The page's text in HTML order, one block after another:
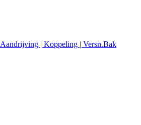
Aandrijving | Koppeling | Versn.Bak